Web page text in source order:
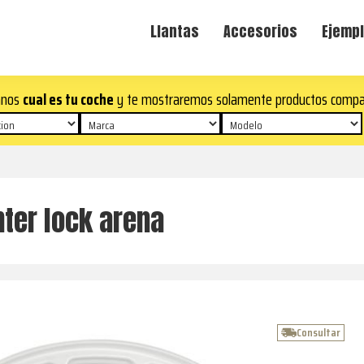
Llantas Accesorios
cual es tu cochey te mostraremos solamente productos
lock arena
Consultar